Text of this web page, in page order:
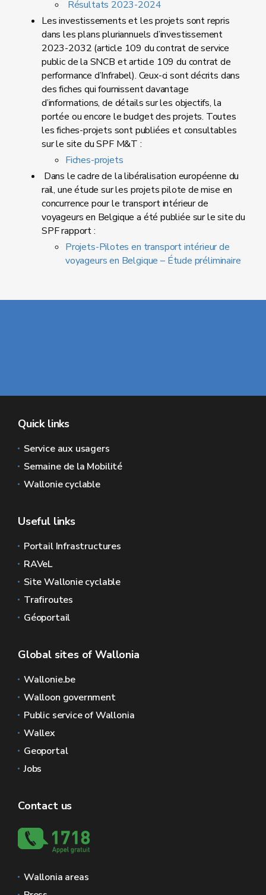
Résultats 2023-2024
Les investissements et les projets sont repris
dans les plans pluriannuels d’investissement
2023-2032 (article 109 du contrat de service
public de la SNCB et article 109 du contrat de
performance d’Infrabel). Ceux-ci sont décrits dans
des fiches qui fournissent davantage
d’informations, de détails sur les objectifs, la
portée ou encore le budget des projets. Toutes
les fiches-projets sont publiées et consultables
sur le site du SPF M&T :
Fiches-projets
Dans le cadre de la libéralisation européenne du
rail, une étude sur les projets pilote de mise en
concurrence pour le transport intérieur de
voyageurs en Belgique a été publiée sur le site du
SPF rapport :
Projets-Pilotes en transport intérieur de
voyageurs en Belgique – Étude préliminaire
Quick links
Service aux usagers
Semaine de la Mobilité
Wallonie cyclable
Useful links
Portail Infrastructures
RAVeL
Site Wallonie cyclable
Trafiroutes
Géoportail
Global sites of Wallonia
Wallonie.be
Walloon government
Public service of Wallonia
Wallex
Geoportal
Jobs
Contact us
Wallonia areas